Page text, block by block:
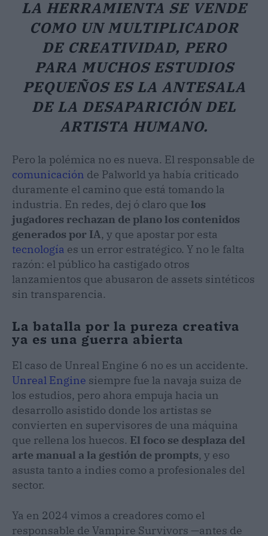
LA HERRAMIENTA SE VENDE
COMO UN MULTIPLICADOR
DE CREATIVIDAD, PERO
PARA MUCHOS ESTUDIOS
PEQUEÑOS ES LA ANTESALA
DE LA DESAPARICIÓN DEL
ARTISTA HUMANO.
Pero la polémica no es nueva. El responsable de
comunicación de Palworld ya había criticado
duramente el camino que está tomando la
industria. En redes, dej ó claro que los
jugadores rechazan de plano los contenidos
generados por IA, y que apostar por esta
tecnología es un error estratégico. Y no le falta
razón: el público ha castigado otros
lanzamientos que abusaron de assets sintéticos
sin transparencia.
La batalla por la pureza creativa
ya es una guerra abierta
El caso de Unreal Engine 6 no es un accidente.
Unreal Engine siempre fue la navaja suiza de
los estudios, pero ahora empuja hacia un
desarrollo asistido donde los artistas se
convierten en supervisores de una máquina
que rellena los huecos. El foco se desplaza del
arte manual a la gestión de prompts, y eso
asusta tanto a indies como a profesionales del
sector.
Ya en 2024 vimos a creadores como el
responsable de Vampire Survivors —antes de